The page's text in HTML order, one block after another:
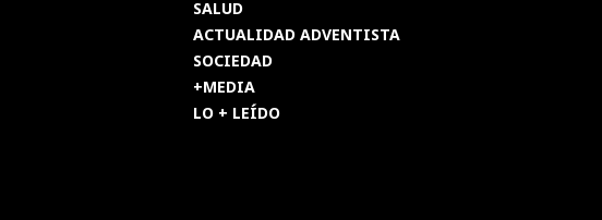
SALUD
ACTUALIDAD ADVENTISTA
SOCIEDAD
+MEDIA
LO + LEÍDO